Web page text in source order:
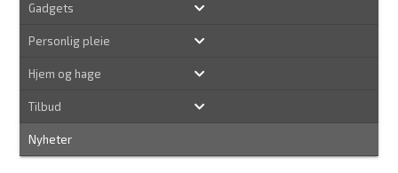
Gadgets
Personlig pleie
Hjem og hage
Tilbud
Nyheter